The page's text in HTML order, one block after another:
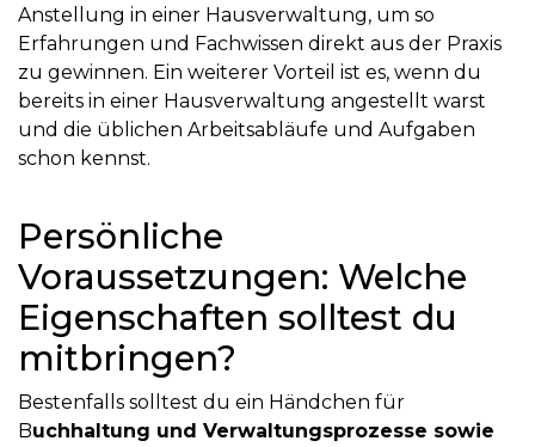
Anstellung in einer Hausverwaltung, um so
Erfahrungen und Fachwissen direkt aus der Praxis
zu gewinnen. Ein weiterer Vorteil ist es, wenn du
bereits in einer Hausverwaltung angestellt warst
und die üblichen Arbeitsabläufe und Aufgaben
schon kennst.
Persönliche
Voraussetzungen: Welche
Eigenschaften solltest du
mitbringen?
Bestenfalls solltest du ein Händchen für
Buchhaltung und Verwaltungsprozesse sowie